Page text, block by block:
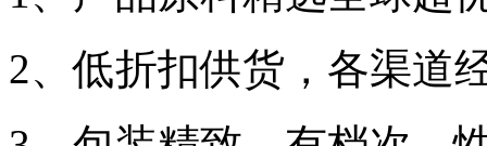
2、低折扣供货，各渠道